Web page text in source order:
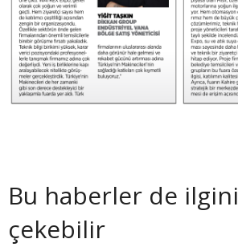
Bu haberler de ilgini
çekebilir